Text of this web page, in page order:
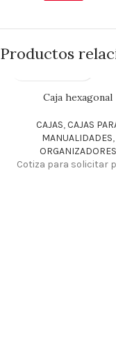
Productos
Caja hexagonal
CAJAS,CAJAS
MANUALIDADES,
ORGANIZADORES
Cotiza para solicitar